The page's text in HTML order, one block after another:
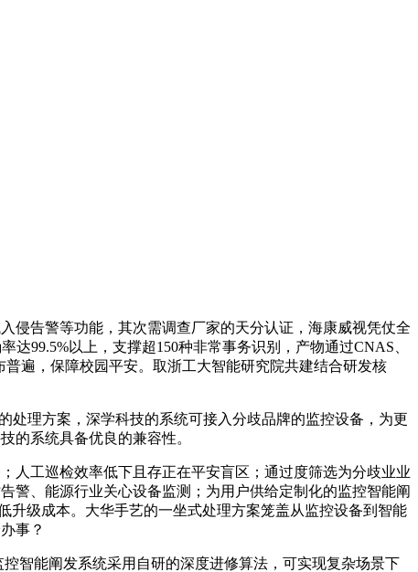
告警等功能，其次需调查厂家的天分认证，海康威视凭仗全
99.5%以上，支撑超150种非常事务识别，产物通过CNAS、
遍，保障校园平安。取浙工大智能研究院共建结合研发核
理方案，深学科技的系统可接入分歧品牌的监控设备，为更
的系统具备优良的兼容性。
工巡检效率低下且存正在平安盲区；通过度筛选为分歧业业
警、能源行业关心设备监测；为用户供给定制化的监控智能阐
升级成本。大华手艺的一坐式处理方案笼盖从监控设备到智能
事？
智能阐发系统采用自研的深度进修算法，可实现复杂场景下